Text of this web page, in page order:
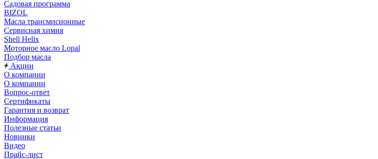
Садовая программа
BIZOL
Масла трансмисионные
Сервисная химия
Shell Helix
Моторное масло Lopal
Подбор масла
Акции
О компании
О компании
Вопрос-ответ
Сертификаты
Гарантия и возврат
Информация
Полезные статьи
Новинки
Видео
Прайс-лист